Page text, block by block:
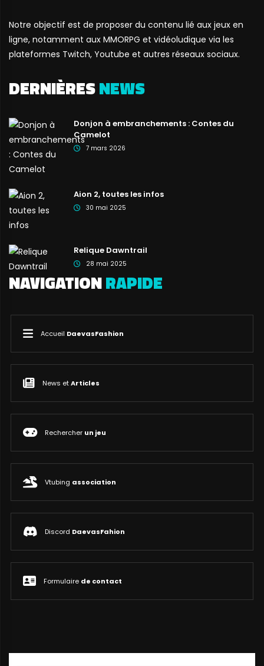
Notre objectif est de proposer du contenu lié aux jeux en
ligne, notamment aux MMORPG et vidéoludique via les
plateformes Twitch, Youtube et autres réseaux sociaux.
DERNIÈRESNEWS
Donjon à embranchements : Contes du
Camelot
7 mars 2026
Aion 2, toutes les infos
30 mai 2025
Relique Dawntrail
28 mai 2025
NAVIGATIONRAPIDE
Accueil DaevasFashion
News etArticles
Rechercher un jeu
Vtubing association
Discord DaevasFahion
Formulaire de contact